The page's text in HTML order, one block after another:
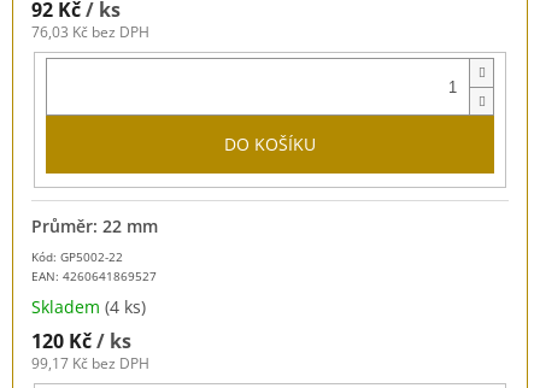
92 Kč/ ks
76,03 Kč bez DPH
DO KOŠÍKU
Kód: GP5002-22
EAN: 4260641869527
Průměr: 22 mm
Skladem (4 ks)
120 Kč/ ks
99,17 Kč bez DPH